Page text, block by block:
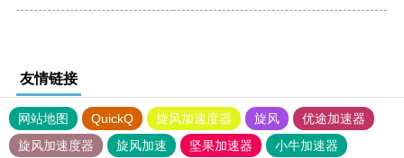
友情链接
网站地图 QuickQ 旋风加速度器 旋风
优途加速器
旋风加速度器
旋风加速 坚果加速器 小牛加速器